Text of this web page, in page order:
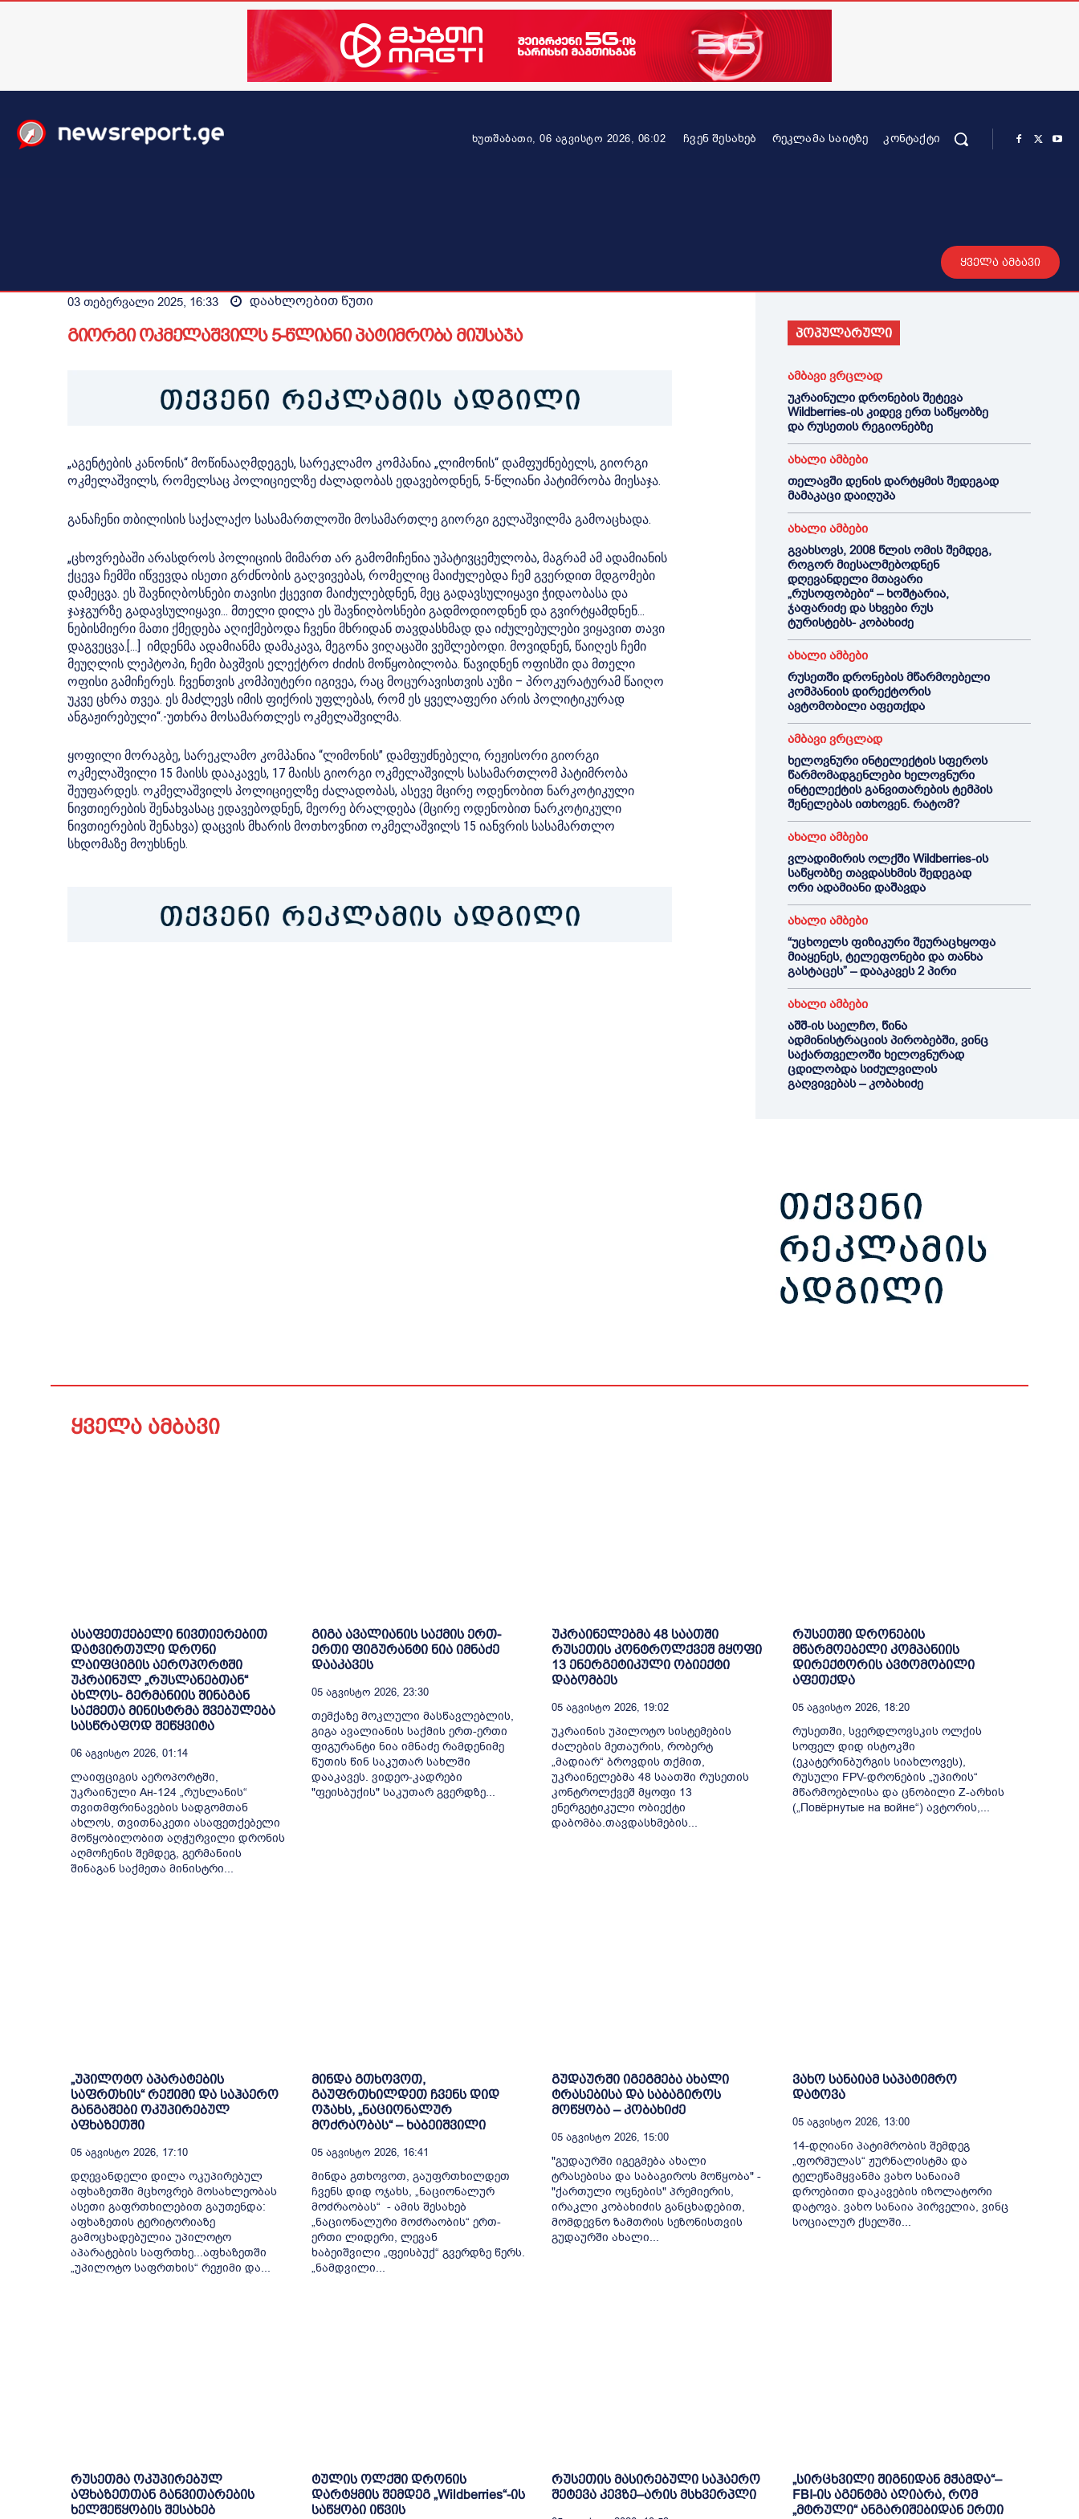
ხუთშაბათი, 06 აგვისტო 2026, 06:02 ᲩᲕᲔᲜ ᲨᲔᲡᲐᲮᲔᲑ ᲠᲔᲙᲚᲐᲛᲐ ᲡᲐᲘᲢᲖᲔ ᲙᲝᲜᲢᲐᲥᲢᲘ
ყველა ამბავი
03 თებერვალი 2025, 16:33 დაახლოებით წუთი
გიორგი ოკმელაშვილს 5-წლიანი პატიმრობა მიუსაჯა
„აგენტების კანონის“ მოწინააღმდეგეს, სარეკლამო კომპანია „ლიმონის“ დამფუძნებელს, გიორგი
ოკმელაშვილს, რომელსაც პოლიციელზე ძალადობას ედავებოდნენ, 5-წლიანი პატიმრობა მიესაჯა.
განაჩენი თბილისის საქალაქო სასამართლოში მოსამართლე გიორგი გელაშვილმა გამოაცხადა.
„ცხოვრებაში არასდროს პოლიციის მიმართ არ გამომიჩენია უპატივცემულობა, მაგრამ ამ ადამიანის
ქცევა ჩემში იწვევდა ისეთი გრძნობის გაღვივებას, რომელიც მაიძულებდა ჩემ გვერდით მდგომები
დამეცვა. ეს შავნიღბოსნები თავისი ქცევით მაიძულებდნენ, მეც გადავსულიყავი ჭიდაობასა და
ჯაჯგურზე გადავსულიყავი… მთელი დილა ეს შავნიღბოსნები გადმოდიოდნენ და გვირტყამდნენ…
ნებისმიერი მათი ქმედება აღიქმებოდა ჩვენი მხრიდან თავდასხმად და იძულებულები ვიყავით თავი
დაგვეცვა.[…] იმდენმა ადამიანმა დამაკავა, მეგონა ვიღაცაში ვეშლებოდი. მოვიდნენ, წაიღეს ჩემი
მეუღლის ლეპტოპი, ჩემი ბავშვის ელექტრო ძიძის მოწყობილობა. წავიდნენ ოფისში და მთელი
ოფისი გამიჩერეს. ჩვენთვის კომპიუტერი იგივეა, რაც მოცურავისთვის აუზი – პროკურატურამ წაიღო
უკვე ცხრა თვეა. ეს მაძლევს იმის ფიქრის უფლებას, რომ ეს ყველაფერი არის პოლიტიკურად
ანგაჟირებული“.-უთხრა მოსამართლეს ოკმელაშვილმა.
ყოფილი მორაგბე, სარეკლამო კომპანია “ლიმონის” დამფუძნებელი, რეჟისორი გიორგი
ოკმელაშვილი 15 მაისს დააკავეს, 17 მაისს გიორგი ოკმელაშვილს სასამართლომ პატიმრობა
შეუფარდეს. ოკმელაშვილს პოლიციელზე ძალადობას, ასევე მცირე ოდენობით ნარკოტიკული
ნივთიერების შენახვასაც ედავებოდნენ, მეორე ბრალდება (მცირე ოდენობით ნარკოტიკული
ნივთიერების შენახვა) დაცვის მხარის მოთხოვნით ოკმელაშვილს 15 იანვრის სასამართლო
სხდომაზე მოუხსნეს.
პოპულარული
ამბავი ვრცლად
უკრაინული დრონების შეტევა
Wildberries-ის კიდევ ერთ საწყობზე
და რუსეთის რეგიონებზე
ახალი ამბები
თელავში დენის დარტყმის შედეგად
მამაკაცი დაიღუპა
ახალი ამბები
გვახსოვს, 2008 წლის ომის შემდეგ,
როგორ მიესალმებოდნენ
დღევანდელი მთავარი
„რუსოფობები“ – ხოშტარია,
ჯაფარიძე და სხვები რუს
ტურისტებს- კობახიძე
ახალი ამბები
რუსეთში დრონების მწარმოებელი
კომპანიის დირექტორის
ავტომობილი აფეთქდა
ამბავი ვრცლად
ხელოვნური ინტელექტის სფეროს
წარმომადგენლები ხელოვნური
ინტელექტის განვითარების ტემპის
შენელებას ითხოვენ. რატომ?
ახალი ამბები
ვლადიმირის ოლქში Wildberries-ის
საწყობზე თავდასხმის შედეგად
ორი ადამიანი დაშავდა
ახალი ამბები
“უცხოელს ფიზიკური შეურაცხყოფა
მიაყენეს, ტელეფონები და თანხა
გასტაცეს” – დააკავეს 2 პირი
ახალი ამბები
აშშ-ის საელჩო, წინა
ადმინისტრაციის პირობებში, ვინც
საქართველოში ხელოვნურად
ცდილობდა სიძულვილის
გაღვივებას – კობახიძე
ყველა ამბავი
ასაფეთქებელი ნივთიერებით
დატვირთული დრონი
ლაიფციგის აეროპორტში
უკრაინულ „რუსლანებთან“
ახლოს- გერმანიის შინაგან
საქმეთა მინისტრმა შვებულება
სასწრაფოდ შეწყვიტა
06 Აგვისტო 2026, 01:14
ლაიფციგის აეროპორტში,
უკრაინული Ан-124 „რუსლანის“
თვითმფრინავების სადგომთან
ახლოს, თვითნაკეთი ასაფეთქებელი
მოწყობილობით აღჭურვილი დრონის
აღმოჩენის შემდეგ, გერმანიის
შინაგან საქმეთა მინისტრი...
გიგა ავალიანის საქმის ერთ-
ერთი ფიგურანტი ნია იმნაძე
დააკავეს
05 Აგვისტო 2026, 23:30
თემქაზე მოკლული მასწავლებლის,
გიგა ავალიანის საქმის ერთ-ერთი
ფიგურანტი ნია იმნაძე რამდენიმე
წუთის წინ საკუთარ სახლში
დააკავეს. ვიდეო-კადრები
"ფეისბუქის" საკუთარ გვერდზე...
უკრაინელებმა 48 საათში
რუსეთის კონტროლქვეშ მყოფი
13 ენერგეტიკული ობიექტი
დაბომბეს
05 Აგვისტო 2026, 19:02
უკრაინის უპილოტო სისტემების
ძალების მეთაურის, რობერტ
„მადიარ“ ბროვდის თქმით,
უკრაინელებმა 48 საათში რუსეთის
კონტროლქვეშ მყოფი 13
ენერგეტიკული ობიექტი
დაბომბა.თავდასხმების...
რუსეთში დრონების
მწარმოებელი კომპანიის
დირექტორის ავტომობილი
აფეთქდა
05 Აგვისტო 2026, 18:20
რუსეთში, სვერდლოვსკის ოლქის
სოფელ დიდ ისტოკში
(ეკატერინბურგის სიახლოვეს),
რუსული FPV-დრონების „უპირის“
მწარმოებლისა და ცნობილი Z-არხის
(„Повёрнутые на войне“) ავტორის,...
„უპილოტო აპარატების
საფრთხის“ რეჟიმი და საჰაერო
განგაშები ოკუპირებულ
აფხაზეთში
05 Აგვისტო 2026, 17:10
დღევანდელი დილა ოკუპირებულ
აფხაზეთში მცხოვრებ მოსახლეობას
ასეთი გაფრთხილებით გაუთენდა:
აფხაზეთის ტერიტორიაზე
გამოცხადებულია უპილოტო
აპარატების საფრთხე...აფხაზეთში
„უპილოტო საფრთხის“ რეჟიმი და...
მინდა გთხოვოთ,
გაუფრთხილდეთ ჩვენს დიდ
ოჯახს, „ნაციონალურ
მოძრაობას“ – ხაბეიშვილი
05 Აგვისტო 2026, 16:41
მინდა გთხოვოთ, გაუფრთხილდეთ
ჩვენს დიდ ოჯახს, „ნაციონალურ
მოძრაობას“ - ამის შესახებ
„ნაციონალური მოძრაობის“ ერთ-
ერთი ლიდერი, ლევან
ხაბეიშვილი „ფეისბუქ“ გვერდზე წერს.
„ნამდვილი...
გუდაურში იგეგმება ახალი
ტრასებისა და საბაგიროს
მოწყობა – კობახიძე
05 Აგვისტო 2026, 15:00
"გუდაურში იგეგმება ახალი
ტრასებისა და საბაგიროს მოწყობა" -
"ქართული ოცნების" პრემიერის,
ირაკლი კობახიძის განცხადებით,
მომდევნო ზამთრის სეზონისთვის
გუდაურში ახალი...
ვახო სანაიამ საპატიმრო
დატოვა
05 Აგვისტო 2026, 13:00
14-დღიანი პატიმრობის შემდეგ
„ფორმულას“ ჟურნალისტმა და
ტელეწამყვანმა ვახო სანაიამ
დროებითი დაკავების იზოლატორი
დატოვა. ვახო სანაია პირველია, ვინც
სოციალურ ქსელში...
რუსეთმა ოკუპირებულ
აფხაზეთთან განვითარების
ხელშეწყობის შესახებ
ტულის ოლქში დრონის
დარტყმის შემდეგ „Wildberries“-ის
საწყობი იწვის
რუსეთის მასირებული საჰაერო
შეტევა კევზე–არის მსხვერპლი
„სირცხვილი შიგნიდან მჭამდა“–
FBI-ის აგენტმა აღიარა, რომ
„მტრული“ ანგარიშებიდან ერთი